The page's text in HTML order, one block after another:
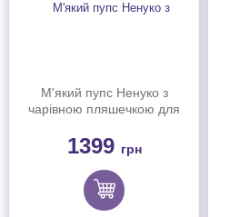
М'який пупс Ненуко з
чарівною пляшечкою для
1399 грн